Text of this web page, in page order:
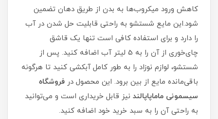
کاهش ورود میکروب‌ها به بدن از طریق دهان تضمین
شود.این مایع شستشو به راحتی قابلیت حل شدن در آب
را دارد و برای استفاده کافی است تنها یک قاشق
چای‌خوری از آن را به 5 لیتر آب اضافه کنید. پس از
شستشو، لوازم نوزاد را به طور کامل آبکشی کنید تا هرگونه
باقی‌مانده مایع از بین برود. این محصول در فروشگاه
سیسمونی ماماپاپالند نیز قابل خریداری است و می‌توانید
به راحتی آن را به سبد خرید خود اضافه کنید.